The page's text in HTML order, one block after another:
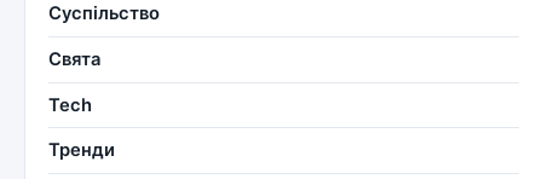
Суспільство
Свята
Tech
Тренди